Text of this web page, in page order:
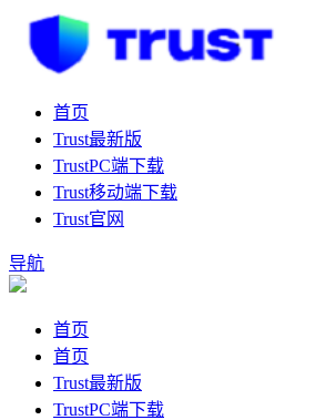
首页
Trust最新版
TrustPC端下载
Trust移动端下载
Trust官网
导航
首页
首页
Trust最新版
TrustPC端下载